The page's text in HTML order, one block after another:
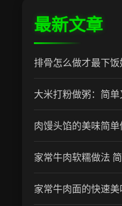
最新文章
排骨怎么做才最下
大米打粉做粥：简
肉馒头馅的美味简
家常牛肉软糯做法
家常牛肉面的快速